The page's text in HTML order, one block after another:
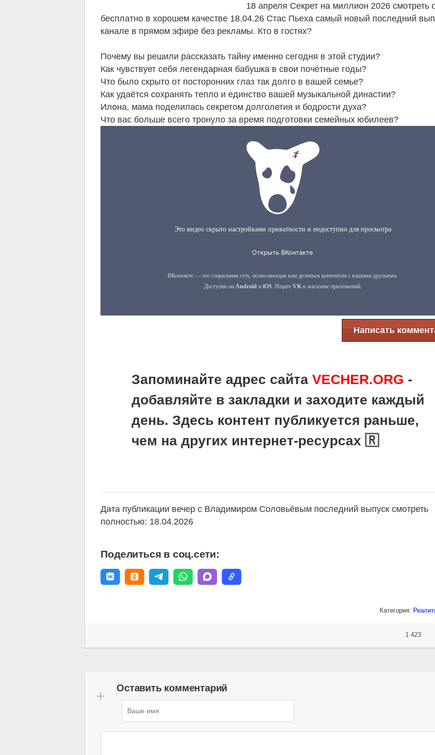
18 апреля Секрет на миллион 2026 смотреть
бесплатно в хорошем качестве 18.04.26 Стас Пьеха самый новый последний
канале в прямом эфире без рекламы. Кто в гостях?
Почему вы решили рассказать тайну именно сегодня в этой студии?
Как чувствует себя легендарная бабушка в свои почётные годы?
Что было скрыто от посторонних глаз так долго в вашей семье?
Как удаётся сохранять тепло и единство вашей музыкальной династии?
Илона, мама поделилась секретом долголетия и бодрости духа?
Что вас больше всего тронуло за время подготовки семейных юбилеев?
Написать
Запоминайте адрес сайтаVECHER.ORG -
добавляйте в закладки и заходите каждый
день. Здесь контент публикуется раньше,
чем на других интернет-ресурсах 🇷
Дата публикации вечер с Владимиром Соловьёвым последний выпуск смотреть
полностью: 18.04.2026
Поделиться в соц.сети:
Категория:
1 423
Оставить комментарий